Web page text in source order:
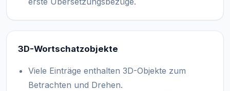
3D-Wortschatzobjekte
Viele Einträge enthalten 3D-Objekte zum
Betrachten und Drehen.